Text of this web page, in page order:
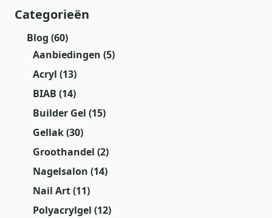
Categorieën
Blog (60)
Aanbiedingen (5)
Acryl (13)
BIAB (14)
Builder Gel (15)
Gellak(30)
Groothandel (2)
Nagelsalon (14)
Nail Art(11)
Polyacrylgel (12)